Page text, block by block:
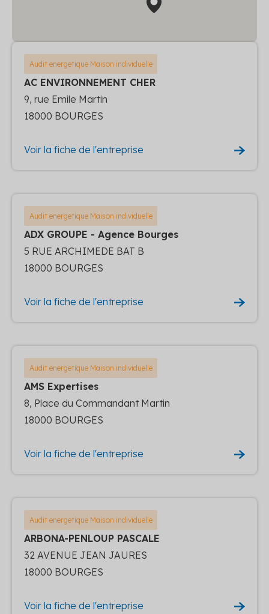
Audit energetique Maison individuelle
AC ENVIRONNEMENT CHER
9, rue Emile Martin
18000 BOURGES
Voir la fiche de l'entreprise
Audit energetique Maison individuelle
ADX GROUPE - Agence Bourges
5 RUE ARCHIMEDE BAT B
18000 BOURGES
Voir la fiche de l'entreprise
Audit energetique Maison individuelle
AMS Expertises
8, Place du Commandant Martin
18000 BOURGES
Voir la fiche de l'entreprise
Audit energetique Maison individuelle
ARBONA-PENLOUP PASCALE
32 AVENUE JEAN JAURES
18000 BOURGES
Voir la fiche de l'entreprise